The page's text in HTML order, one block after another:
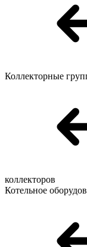
Коллекторные
коллекторов
Котельное